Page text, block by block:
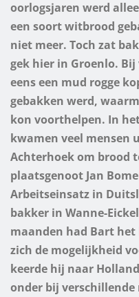
oorlogsjaren werd
een soort witbrood
niet meer. Toch zat
gek hier in Groenlo.
eens een mud rogge
gebakken werd,
kon voorthelpen. In
kwamen veel mensen
Achterhoek om brood
plaatsgenoot Jan
Arbeitseinsatz in
bakker in Wanne-
maanden had Bart het
zich de mogelijkheid
keerde hij naar
onder bij verschillende